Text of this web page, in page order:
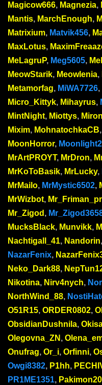
Magicow666, Magnezia,
Mantis, MarchEnough,
Matrixium, Matvik456,
MaxLotus,
MeLagruP, Meg5605,
MeowStarik, Meowlenia,
Metamorfag, MiWA7726,
Micro_Kittyk, Mihayrus,
MintNight, Miottys, Miron
Mixim, MohnatochkaCB,
MoonHorror,
MrArtPROYT, MrDron,
MrKoToBasik, MrLucky,
MrMailo, MrMystic6502,
MrWizbot,
Mr_Zigod ,
MucksBlack, Munvikk,
Nachtigall_41, Nandorin,
NazarFenix,
Neko_Dark88,
Nikotina, Nirv4nych,
NorthWind_88,
O51R15, ORDER0802,
ObsidianDushnila,
Olegovna_ZN ,
Onufrag, Or_i, Orfinni,
Owgi8382, P1hh,
PR1ME1351,